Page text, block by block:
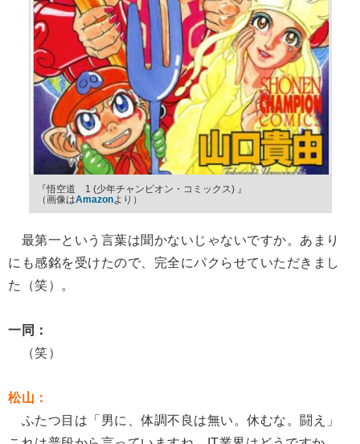
『悟空道 1 (少年チャンピオン・コミックス) 』
（画像はAmazonより）
最第一という言葉は聞かないじゃないですか。あまり
にも感銘を受けたので、完全にパクらせていただきまし
た（笑）。
一同：
（笑）
松山：
ふたつ目は「男に、体調不良は無い。休むな。闘え」